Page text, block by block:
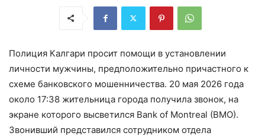
Полиция Калгари просит помощи в установлении
личности мужчины, предположительно причастного к
схеме банковского мошенничества. 20 мая 2026 года
около 17:38 жительница города получила звонок, на
экране которого высветился Bank of Montreal (BMO).
Звонивший представился сотрудником отдела